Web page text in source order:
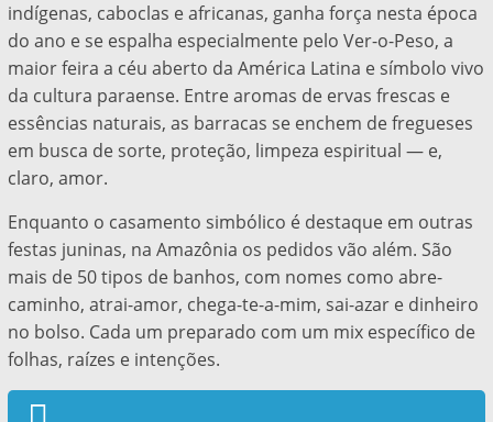
indígenas, caboclas e africanas, ganha força nesta época
do ano e se espalha especialmente pelo Ver-o-Peso, a
maior feira a céu aberto da América Latina e símbolo vivo
da cultura paraense. Entre aromas de ervas frescas e
essências naturais, as barracas se enchem de fregueses
em busca de sorte, proteção, limpeza espiritual — e,
claro, amor.
Enquanto o casamento simbólico é destaque em outras
festas juninas, na Amazônia os pedidos vão além. São
mais de 50 tipos de banhos, com nomes como abre-
caminho, atrai-amor, chega-te-a-mim, sai-azar e dinheiro
no bolso. Cada um preparado com um mix específico de
folhas, raízes e intenções.